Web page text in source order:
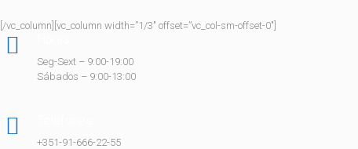
[/vc_column][vc_column width=”1/3″ offset=”vc_col-sm-offset-0″]
Seg-Sext – 9:00-19:00
Sábados – 9:00-13:00
+351-91-666-22-55